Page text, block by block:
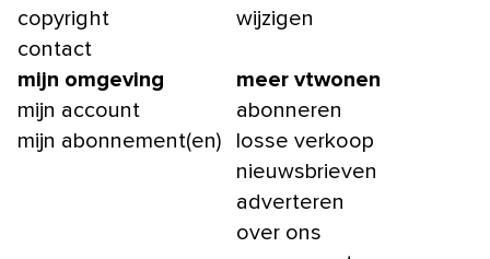
copyright
contact
wijzigen
mijn omgeving
mijn account
mijn abonnement(en)
meer vtwonen
abonneren
losse verkoop
nieuwsbrieven
adverteren
over ons